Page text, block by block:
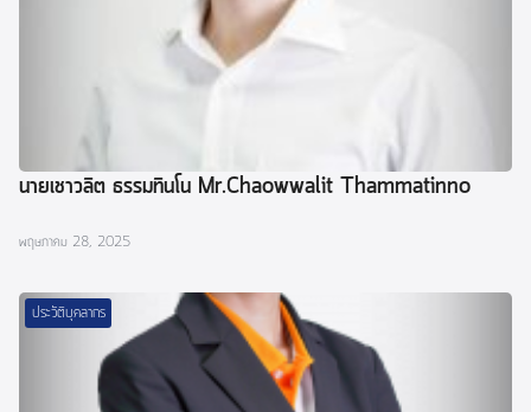
นายเชาวลิต ธรรมทินโน Mr.Chaowwalit Thammatinno
พฤษภาคม 28, 2025
ประวัติบุคลากร